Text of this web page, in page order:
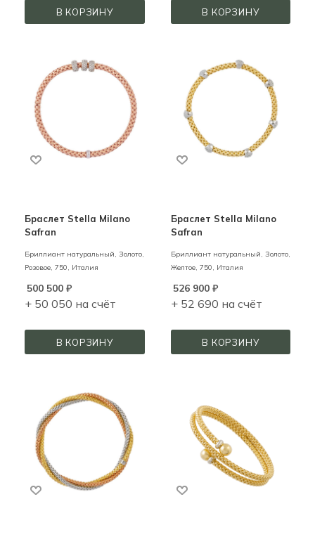
В КОРЗИНУ В КОРЗИНУ
Браслет Stella Milano
Safran
Бриллиант натуральный, Золото,
Розовое, 750, Италия
500 500 ₽
+ 50 050 на счёт
В КОРЗИНУ
Браслет Stella Milano
Safran
Бриллиант натуральный, Золото,
Желтое, 750, Италия
526 900₽
+ 52 690 на счёт
В КОРЗИНУ